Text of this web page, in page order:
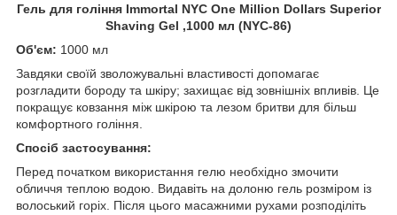
Гель для гоління Immortal NYC One Million Dollars Superior
Shaving Gel ,1000 мл (NYC-86)
Об'єм: 1000 мл
Завдяки своїй зволожувальні властивості допомагає
розгладити бороду та шкіру; захищає від зовнішніх впливів. Це
покращує ковзання між шкірою та лезом бритви для більш
комфортного гоління.
Спосіб застосування:
Перед початком використання гелю необхідно змочити
обличчя теплою водою. Видавіть на долоню гель розміром із
волоський горіх. Після цього масажними рухами розподіліть